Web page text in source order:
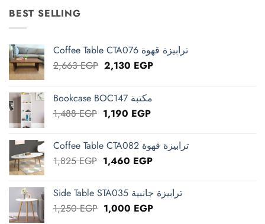
BEST SELLING
Coffee Table CTA076 ترابيزة قهوة
2,663EGP Original
2,663 EGP.
2,130 EGPCurrent
Bookcase BOC147 مكتبة
1,488EGP Original
1,488 EGP.
1,190 EGPCurrent
1,190 EGP.
Coffee Table CTA082 ترابيزة قهوة
1,825EGP Original
1,825 EGP.
1,460 EGPCurrent
1,460 EGP.
Side Table STA035 ترابيزة جانبية
1,250EGP Original
1,000 EGPCurrent